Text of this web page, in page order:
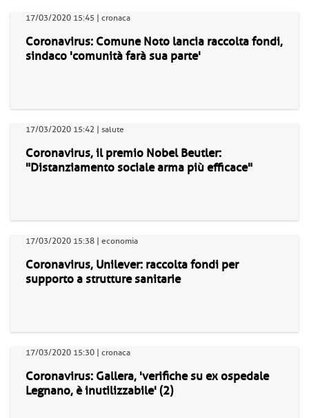
17/03/2020 15:45 | cronaca
Coronavirus: Comune Noto lancia raccolta fondi,
sindaco 'comunità farà sua parte'
17/03/2020 15:42 | salute
Coronavirus, il premio Nobel Beutler:
"Distanziamento sociale arma più efficace"
17/03/2020 15:38 | economia
Coronavirus, Unilever: raccolta fondi per
supporto a strutture sanitarie
17/03/2020 15:30 | cronaca
Coronavirus: Gallera, 'verifiche su ex ospedale
Legnano, è inutilizzabile' (2)